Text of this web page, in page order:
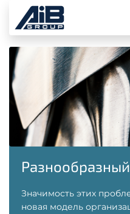
Значимость этих
новая модель